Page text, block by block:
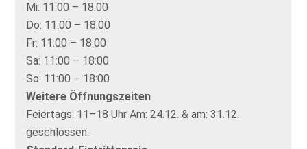
Mi: 11:00 – 18:00
Do: 11:00 – 18:00
Fr: 11:00 – 18:00
Sa: 11:00 – 18:00
So: 11:00 – 18:00
Weitere Öffnungszeiten
Feiertags: 11–18 Uhr Am: 24.12. & am: 31.12.
geschlossen.